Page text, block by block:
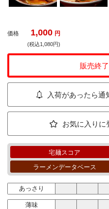
価格 1,000 円
(税込1,080円)
販売終
入荷があったら通
お気に入りに
宅麺スコア
ラーメンデータベース
あっさり
薄味